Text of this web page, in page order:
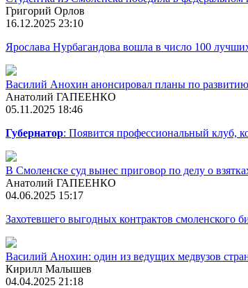
Григорий Орлов
16.12.2025 23:10
Ярослава Нурбагандова вошла в число 100
Василий Анохин анонсировал планы по развитию
Анатолий ГАПЕЕНКО
05.11.2025 18:46
Губернатор: Появится профессиональный клуб,
В Смоленске суд вынес приговор по делу о
Анатолий ГАПЕЕНКО
04.06.2025 15:17
Захотевшего выгодных контрактов смоленского
Василий Анохин: один из ведущих медвузов
Кирилл Малышев
04.04.2025 21:18